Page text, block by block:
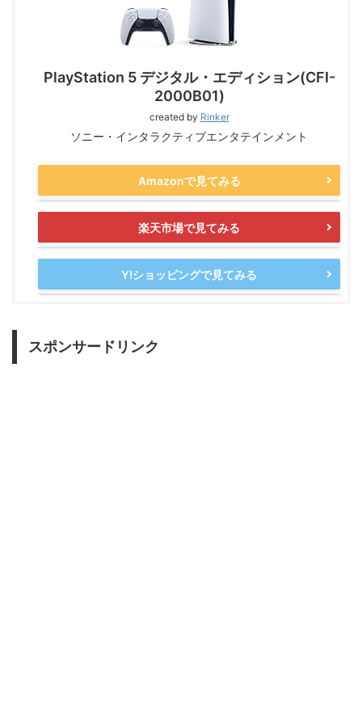
PlayStation 5 デジタル・エディション(CFI-
2000B01)
created by Rinker
ソニー・インタラクティブエンタテインメント
Amazonで見てみる
楽天市場で見てみる
Y!ショッピングで見てみる
スポンサードリンク